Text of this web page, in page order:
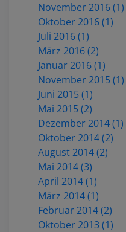
November 2016 (1)
Oktober 2016 (1)
Juli 2016 (1)
März 2016 (2)
Januar 2016 (1)
November 2015 (1)
Juni 2015 (1)
Mai 2015 (2)
Dezember 2014 (1)
Oktober 2014 (2)
August 2014 (2)
Mai 2014 (3)
April 2014 (1)
März 2014 (1)
Februar 2014 (2)
Oktober 2013 (1)